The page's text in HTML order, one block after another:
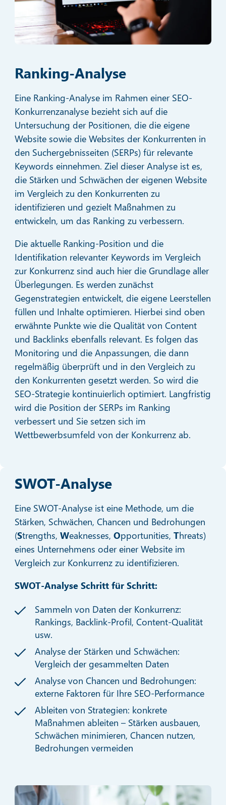
Ranking-Analyse
Eine Ranking-Analyse im Rahmen einer SEO-
Konkurrenzanalyse bezieht sich auf die
Untersuchung der Positionen, die die eigene
Website sowie die Websites der Konkurrenten in
den Suchergebnisseiten (SERPs) für relevante
Keywords einnehmen. Ziel dieser Analyse ist es,
die Stärken und Schwächen der eigenen Website
im Vergleich zu den Konkurrenten zu
identifizieren und gezielt Maßnahmen zu
entwickeln, um das Ranking zu verbessern.
Die aktuelle Ranking-Position und die
Identifikation relevanter Keywords im Vergleich
zur Konkurrenz sind auch hier die Grundlage aller
Überlegungen. Es werden zunächst
Gegenstrategien entwickelt, die eigene Leerstellen
füllen und Inhalte optimieren. Hierbei sind oben
erwähnte Punkte wie die Qualität von Content
und Backlinks ebenfalls relevant. Es folgen das
Monitoring und die Anpassungen, die dann
regelmäßig überprüft und in den Vergleich zu
den Konkurrenten gesetzt werden. So wird die
SEO-Strategie kontinuierlich optimiert. Langfristig
wird die Position der SERPs im Ranking
verbessert und Sie setzen sich im
Wettbewerbsumfeld von der Konkurrenz ab.
SWOT-Analyse
Eine SWOT-Analyse ist eine Methode, um die
Stärken, Schwächen, Chancen und Bedrohungen
(Strengths, Weaknesses, Opportunities, Threats)
eines Unternehmens oder einer Website im
Vergleich zur Konkurrenz zu identifizieren.
SWOT-Analyse Schritt für Schritt:
Sammeln von Daten der Konkurrenz:
Rankings, Backlink-Profil, Content-Qualität
usw.
Analyse der Stärken und Schwächen:
Vergleich der gesammelten Daten
Analyse von Chancen und Bedrohungen:
externe Faktoren für Ihre SEO-Performance
Ableiten von Strategien: konkrete
Maßnahmen ableiten – Stärken ausbauen,
Schwächen minimieren, Chancen nutzen,
Bedrohungen vermeiden